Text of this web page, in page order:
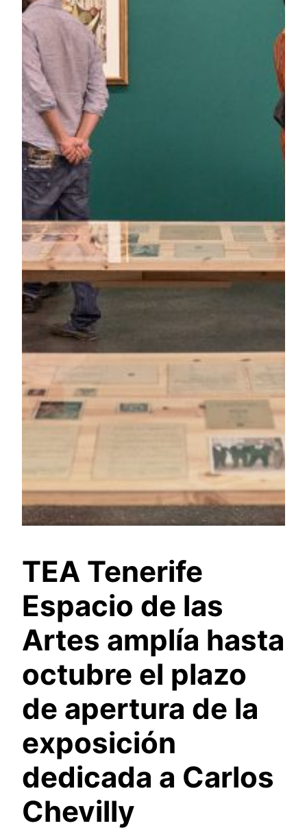
TEA Tenerife
Espacio de las
Artes amplía hasta
octubre el plazo
de apertura de la
exposición
dedicada a Carlos
Chevilly